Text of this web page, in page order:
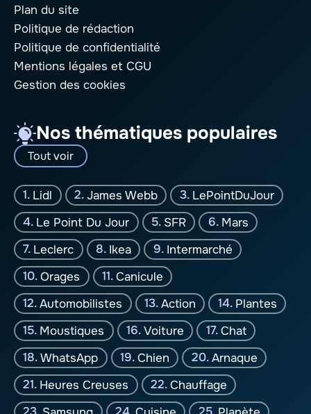
Plan du site
Politique de rédaction
Politique de confidentialité
Mentions légales et CGU
Gestion des cookies
Nos thématiques populaires
Tout voir
Lidl James Webb
LePointDuJour
Le Point Du Jour
SFR
Mars
Leclerc
Ikea
Intermarché
Orages
Canicule
Automobilistes
Action
Plantes
Moustiques
Voiture
Chat
WhatsApp
Chien
Arnaque
Heures Creuses
Chauffage